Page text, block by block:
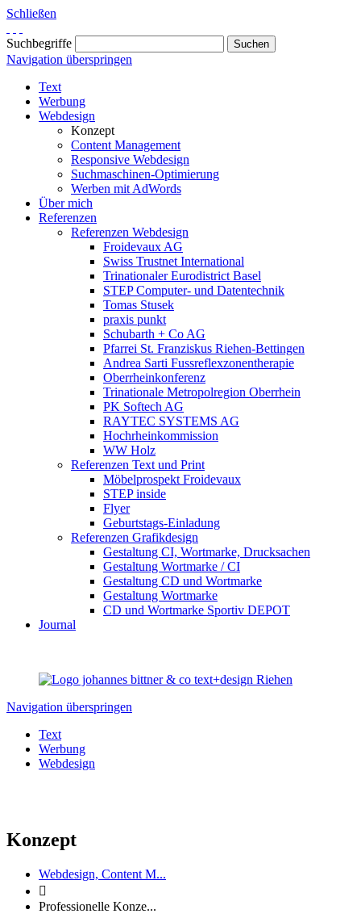
Schließen
Suchbegriffe
Navigation überspringen
Text
Werbung
Webdesign
Konzept
Content Management
Responsive Webdesign
Suchmaschinen-Optimierung
Werben mit AdWords
Über mich
Referenzen
Referenzen Webdesign
Froidevaux AG
Swiss Trustnet International
Trinationaler Eurodistrict Basel
STEP Computer- und Datentechnik
Tomas Stusek
praxis punkt
Schubarth + Co AG
Pfarrei St. Franziskus Riehen-Bettingen
Andrea Sarti Fussreflexzonentherapie
Oberrheinkonferenz
Trinationale Metropolregion Oberrhein
PK Softech AG
RAYTEC SYSTEMS AG
Hochrheinkommission
WW Holz
Referenzen Text und Print
Möbelprospekt Froidevaux
STEP inside
Flyer
Geburtstags-Einladung
Referenzen Grafikdesign
Gestaltung CI, Wortmarke, Drucksachen
Gestaltung Wortmarke / CI
Gestaltung CD und Wortmarke
Gestaltung Wortmarke
CD und Wortmarke Sportiv DEPOT
Journal
Navigation überspringen
Text
Werbung
Webdesign
Konzept
Webdesign, Content M...

Professionelle Konze...